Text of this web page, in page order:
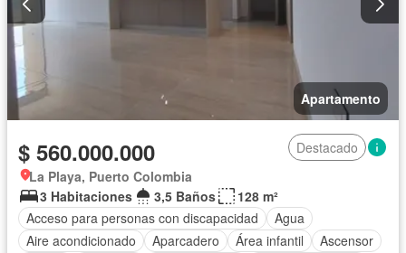
Apartamento
$ 560.000.000
Destacado
La Playa, Puerto Colombia
3 Habitaciones
3,5 Baños
128 m²
Acceso para personas con discapacidad
Agua
Aire acondicionado
Aparcadero Área infantil
Ascensor